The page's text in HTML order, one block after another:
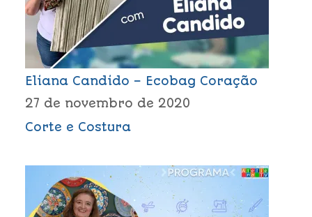
Eliana Candido – Ecobag Coração
27 de novembro de 2020
Corte e Costura